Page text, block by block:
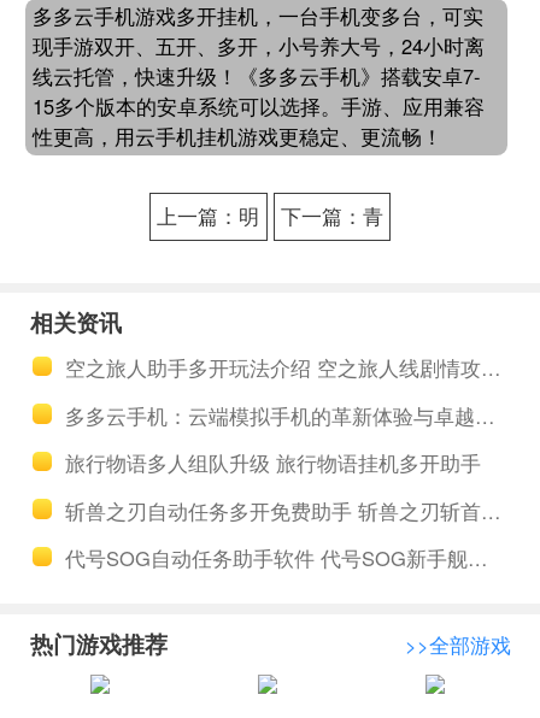
多多云手机游戏多开挂机，一台手机变多台，可实
现手游双开、五开、多开，小号养大号，24小时离
线云托管，快速升级！《多多云手机》搭载安卓7-
15多个版本的安卓系统可以选择。手游、应用兼容
性更高，用云手机挂机游戏更稳定、更流畅！
上一篇：明
下一篇：青
相关资讯
空之旅人助手多开玩法介绍 空之旅人线剧情攻略主线剧情流程
多多云手机：云端模拟手机的革新体验与卓越性能
旅行物语多人组队升级 旅行物语挂机多开助手
斩兽之刃自动任务多开免费助手 斩兽之刃斩首之刃职业介绍—平衡型
代号SOG自动任务助手软件 代号SOG新手舰船上阵攻略
热门游戏推荐 >>全部游戏